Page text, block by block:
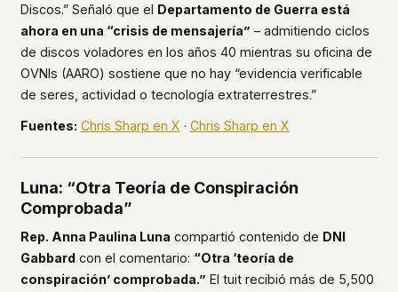
Discos.” Señaló que el Departamento de Guerra está
ahora en una “crisis de mensajería” – admitiendo ciclos
de discos voladores en los años 40 mientras su oficina de
OVNIs (AARO) sostiene que no hay “evidencia verificable
de seres, actividad o tecnología extraterrestres.”
Fuentes: Chris Sharp en X · Chris Sharp en X
Luna: “Otra Teoría de Conspiración
Comprobada”
Rep. Anna Paulina Luna compartió contenido de DNI
Gabbardcon el comentario: “Otra ‘teoría de
conspiración’ comprobada.” El tuit recibió más de 5,500